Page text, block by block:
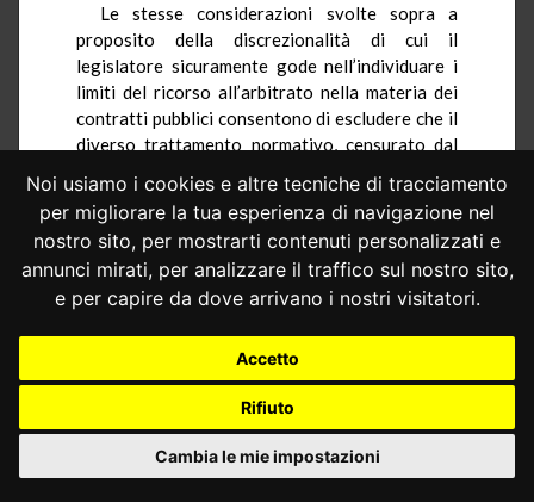
Noi usiamo i cookies e altre tecniche di tracciamento
per migliorare la tua esperienza di navigazione nel
nostro sito, per mostrarti contenuti personalizzati e
annunci mirati, per analizzare il traffico sul nostro sito,
e per capire da dove arrivano i nostri visitatori.
Accetto
Rifiuto
Cambia le mie impostazioni
Le stesse considerazioni svolte sopra a
proposito della discrezionalità di cui il
legislatore sicuramente gode nell’individuare i
limiti del ricorso all’arbitrato nella materia dei
contratti pubblici consentono di escludere che il
diverso trattamento normativo, censurato dal
diritto comune, presenti caratteri di manifesta
irragionevolezza.
Va rilevato, inoltre, come il rimettente ponga
sullo stesso piano, per sottolineare
l’ingiustificata disparità di trattamento, il
diniego di autorizzazione preventiva della
clausola compromissoria e il rifiuto di una delle
parti a nominare l’arbitro di sua competenza (o la
sua inerzia nel nominarlo), mentre è evidente che
si tratta di situazioni del tutto diverse, inerendo
l’una a una fase anteriore all’insorgenza stessa